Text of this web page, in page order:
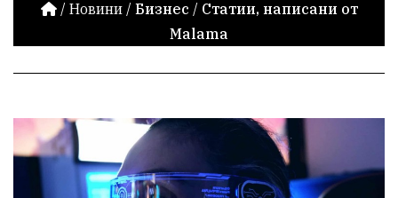
/ Новини / Бизнес / Статии, написани от
Malama